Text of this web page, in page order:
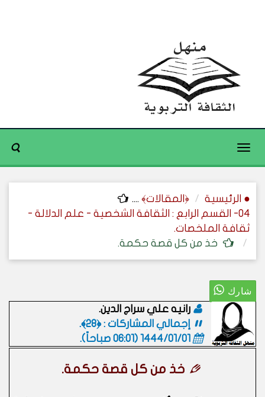
Toggle
● الرئيسية ﴿المقالات﴾ ....
04- القسم الرابع : الثقافة الشخصية - علم الدلالة -
ثقافة الملخصات.
خذ من كل قصة حكمة.
رانيه علي سراج الدين.
إجمالي المشاركات : ﴿28﴾.
1444/01/01 (06:01 صباحاً)
.
خذ من كل قصة حكمة.